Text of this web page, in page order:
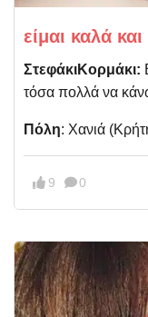
είμαι καλά
ΣτεφάκιΚορμάκι:
τόσα πολλά να
Πόλη: Χανιά
9 0